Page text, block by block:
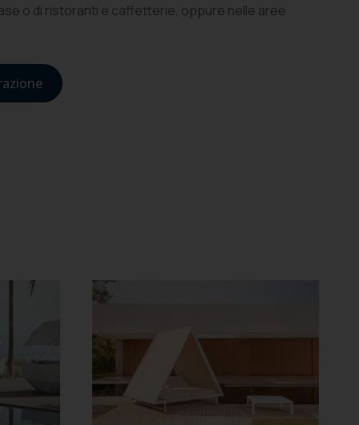
o di ristoranti e caffetterie, oppure nelle aree